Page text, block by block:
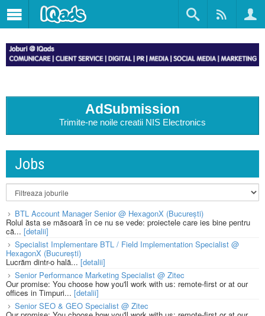
AdSubmission
Trimite-ne noile creatii NIS Electronics
Jobs
BTL Account Manager Senior @ HexagonX (București)
Rolul ăsta se măsoară în ce nu se vede: proiectele care ies bine pentru
că... [detalii]
Specialist Implementare BTL / Field Implementation Specialist @
HexagonX (București)
Lucrăm dintr-o hală...[detalii]
Senior Performance Marketing Specialist @ Zitec
Our promise: You choose how you'll work with us: remote-first or at our
offices in Timpuri... [detalii]
Senior SEO & GEO Specialist @ Zitec